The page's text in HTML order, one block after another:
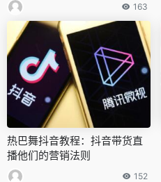
163
热巴舞抖音教程：抖音带货直
播他们的营销法则
152